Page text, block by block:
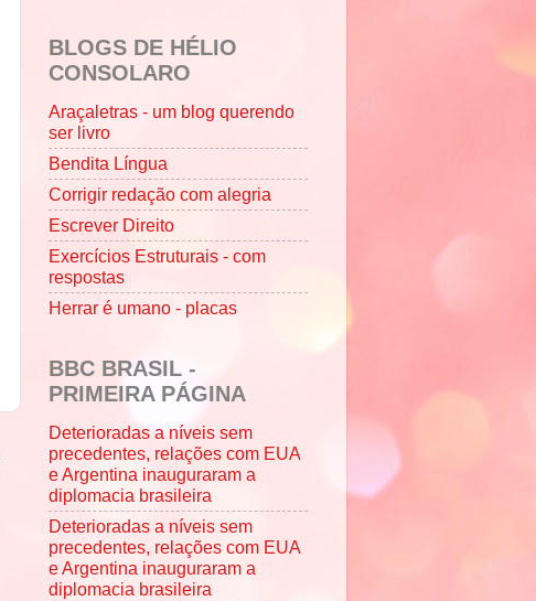
BLOGS DE HÉLIO
CONSOLARO
Araçaletras - um blog querendo
ser livro
Bendita Língua
Corrigir redação com alegria
Escrever Direito
Exercícios Estruturais - com
respostas
Herrar é umano - placas
BBC BRASIL -
PRIMEIRA PÁGINA
Deterioradas a níveis sem
precedentes, relações com EUA
e Argentina inauguraram a
diplomacia brasileira
Deterioradas a níveis sem
precedentes, relações com EUA
e Argentina inauguraram a
diplomacia brasileira